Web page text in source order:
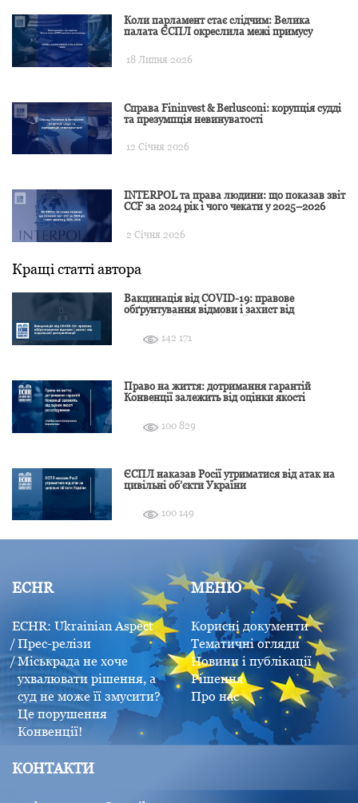
Коли парламент стає слідчим: Велика
палата ЄСПЛ окреслила межі примусу
18 Липня 2026
Справа Fininvest & Berlusconi: корупція судді
та презумпція невинуватості
12 Січня 2026
INTERPOL та права людини: що показав звіт
CCF за 2024 рік і чого чекати у 2025–2026
2 Січня 2026
Кращі статті автора
Вакцинація від COVID-19: правове
обґрунтування відмови і захист від
142 171
Право на життя: дотримання гарантій
Конвенції залежить від оцінки якості
100 829
ЄСПЛ наказав Росії утриматися від атак на
цивільні об’єкти України
100 149
ECHR
ECHR: Ukrainian Aspect
Прес-релізи
Міськрада не хоче
ухвалювати рішення, а
суд не може її змусити?
Це порушення
Конвенції!
МЕНЮ
Корисні документи
Тематичні огляди
Новини і публікації
Рішення
Про нас
КОНТАКТИ